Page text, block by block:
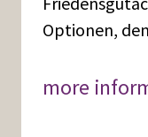
Optionen,
more